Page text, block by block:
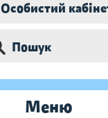
Особистий
Пошук
Меню